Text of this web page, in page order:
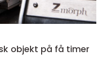
fysisk objekt på få timer